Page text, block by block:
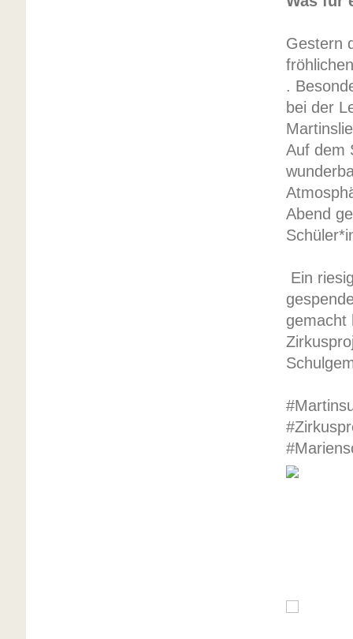
Gestern
.
bei der
Auf dem
Abend
Ein
gemacht